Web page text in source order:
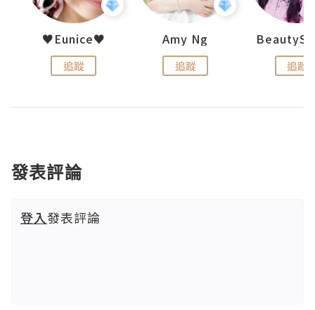
♥Eunice♥
追蹤
Amy Ng
追蹤 追蹤
發表評論
登入發表評論